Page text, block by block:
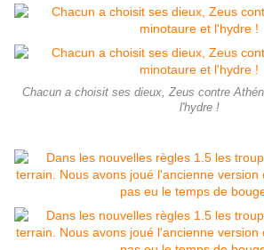
Chacun a choisit ses dieux, Zeus contre
l'hydre !